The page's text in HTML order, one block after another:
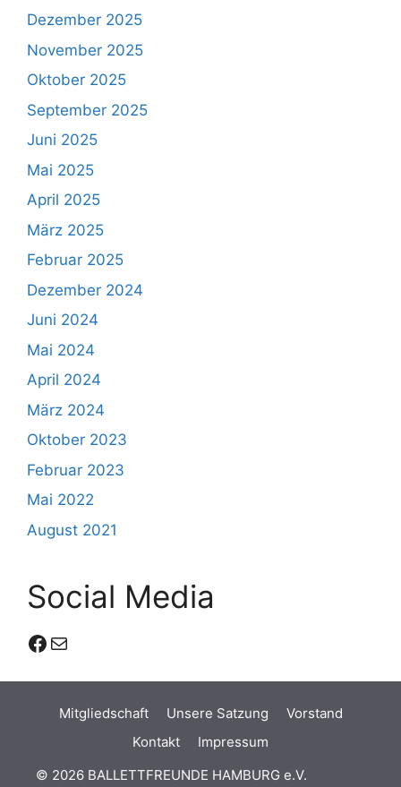
Dezember 2025
November 2025
Oktober 2025
September 2025
Juni 2025
Mai 2025
April 2025
März 2025
Februar 2025
Dezember 2024
Juni 2024
Mai 2024
April 2024
März 2024
Oktober 2023
Februar 2023
Mai 2022
August 2021
Social Media
Facebook
E-Mail
Mitgliedschaft Unsere Satzung
Vorstand
Kontakt
Impressum
© 2026 BALLETTFREUNDE HAMBURG e.V.